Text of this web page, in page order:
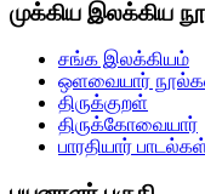
முக்கிய இலக்கிய
சங்க இலக்கியம்
ஒளவையார்
திருக்குறள்
திருக்கோவையார்
பாரதியார்